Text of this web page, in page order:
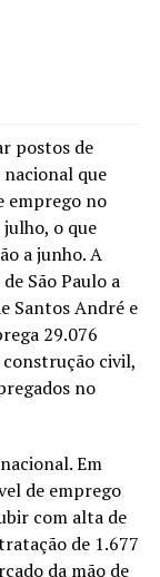
postos de
que
emprego no
julho, o que
a junho. A
São Paulo a
Santos André e
29.076
civil,
no
Em
de emprego
com alta de
de 1.677
da mão de